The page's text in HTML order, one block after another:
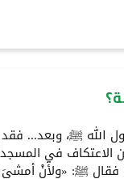
الله ﷺ، وبعد...
في المسجد
فقال ﷺ: «ولأَنْ